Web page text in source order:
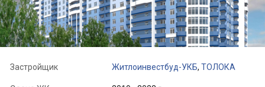
Застройщик Житлоинвестбуд-УКБ, ТОЛОКА